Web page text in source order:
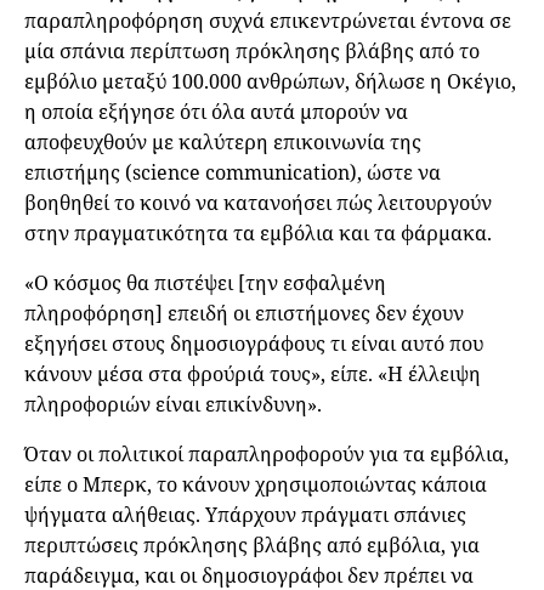
παραπληροφόρηση συχνά επικεντρώνεται έντονα σε
μία σπάνια περίπτωση πρόκλησης βλάβης από το
εμβόλιο μεταξύ 100.000 ανθρώπων, δήλωσε η Οκέγιο,
η οποία εξήγησε ότι όλα αυτά μπορούν να
αποφευχθούν με καλύτερη επικοινωνία της
επιστήμης (science communication), ώστε να
βοηθηθεί το κοινό να κατανοήσει πώς λειτουργούν
στην πραγματικότητα τα εμβόλια και τα φάρμακα.
«Ο κόσμος θα πιστέψει [την εσφαλμένη
πληροφόρηση] επειδή οι επιστήμονες δεν έχουν
εξηγήσει στους δημοσιογράφους τι είναι αυτό που
κάνουν μέσα στα φρούριά τους», είπε. «Η έλλειψη
πληροφοριών είναι επικίνδυνη».
Όταν οι πολιτικοί παραπληροφορούν για τα εμβόλια,
είπε ο Μπερκ, το κάνουν χρησιμοποιώντας κάποια
ψήγματα αλήθειας. Υπάρχουν πράγματι σπάνιες
περιπτώσεις πρόκλησης βλάβης από εμβόλια, για
παράδειγμα, και οι δημοσιογράφοι δεν πρέπει να